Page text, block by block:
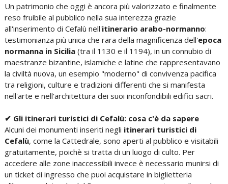
Un patrimonio che oggi è ancora più valorizzato e finalmente
reso fruibile al pubblico nella sua interezza grazie
all'inserimento di Cefalù nell'itinerario arabo-normanno:
testimonianza più unica che rara della magnificenza dell'epoca
normanna in Sicilia(tra il 1130 e il 1194), in un connubio di
maestranze bizantine, islamiche e latine che rappresentavano
la civiltà nuova, un esempio "moderno" di convivenza pacifica
tra religioni, culture e tradizioni differenti che si manifesta
nell'arte e nell'architettura dei suoi inconfondibili edifici sacri.
✔ Gli itinerari turistici di Cefalù: cosa c'è da sapere
Alcuni dei monumenti inseriti negli itinerari turistici di
Cefalù, come la Cattedrale, sono aperti al pubblico e visitabili
gratuitamente, poichè si tratta di un luogo di culto. Per
accedere alle zone inaccessibili invece è necessario munirsi di
un ticket di ingresso che puoi acquistare in biglietteria